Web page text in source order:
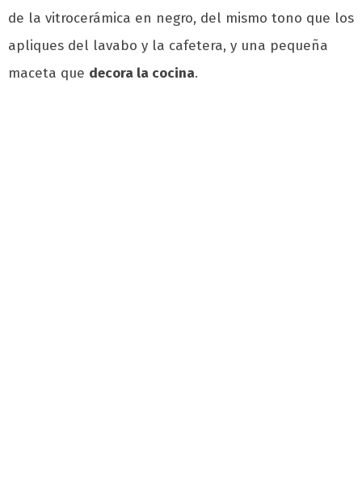
de la vitrocerámica en negro, del mismo tono que los
apliques del lavabo y la cafetera, y una pequeña
maceta que decora la cocina.